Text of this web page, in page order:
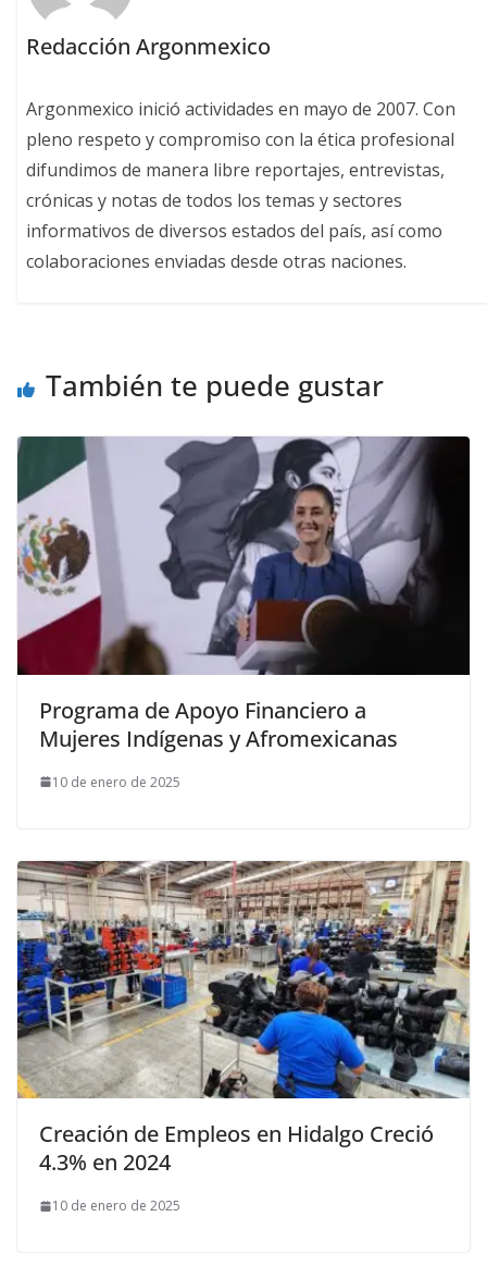
Redacción Argonmexico
Argonmexico inició actividades en mayo de 2007. Con
pleno respeto y compromiso con la ética profesional
difundimos de manera libre reportajes, entrevistas,
crónicas y notas de todos los temas y sectores
informativos de diversos estados del país, así como
colaboraciones enviadas desde otras naciones.
También te puede gustar
Programa de Apoyo Financiero a
Mujeres Indígenas y Afromexicanas
10 de enero de 2025
Creación de Empleos en Hidalgo Creció
4.3% en 2024
10 de enero de 2025